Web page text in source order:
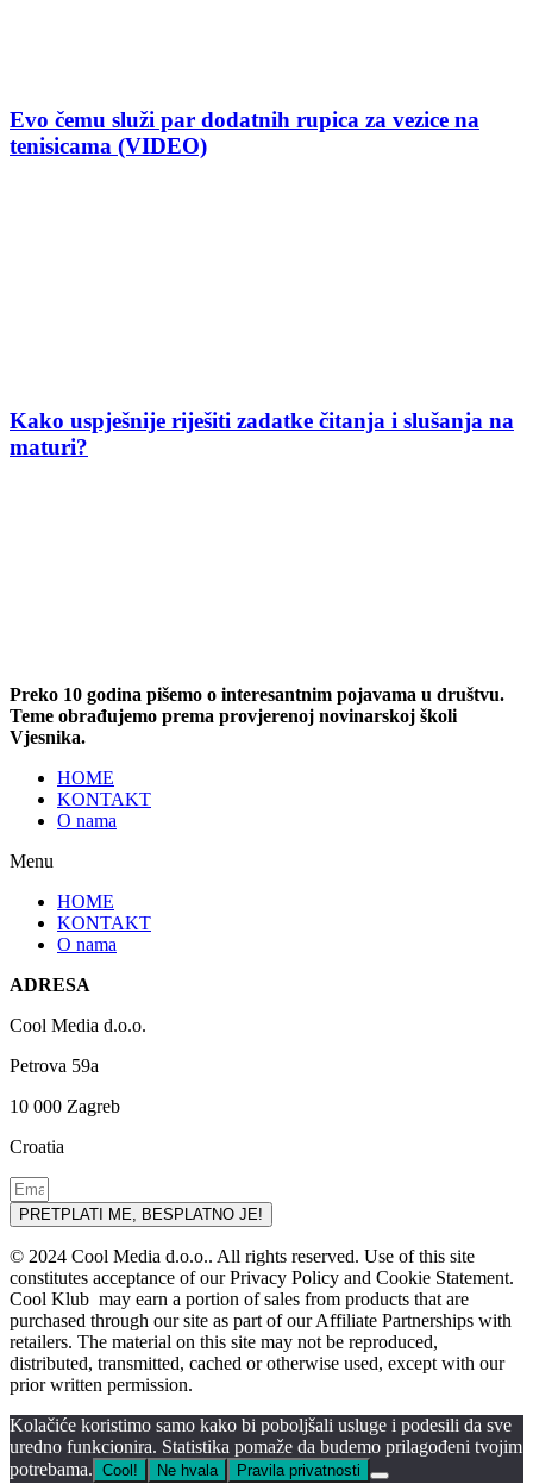
Evo čemu služi par dodatnih rupica za vezice na
tenisicama (VIDEO)
Kako uspješnije riješiti zadatke čitanja i slušanja na
maturi?
Preko 10 godina pišemo o interesantnim pojavama u društvu.
Teme obrađujemo prema provjerenoj novinarskoj školi
Vjesnika.
HOME
KONTAKT
O nama
Menu
HOME
KONTAKT
O nama
ADRESA
Cool Media d.o.o.
Petrova 59a
10 000 Zagreb
Croatia
PRETPLATI ME, BESPLATNO JE!
© 2024 Cool Media d.o.o.. All rights reserved. Use of this site
constitutes acceptance of our Privacy Policy and Cookie Statement.
Cool Klub may earn a portion of sales from products that are
purchased through our site as part of our Affiliate Partnerships with
retailers. The material on this site may not be reproduced,
distributed, transmitted, cached or otherwise used, except with our
prior written permission.
Kolačiće koristimo samo kako bi poboljšali usluge i podesili da sve
uredno funkcionira. Statistika pomaže da budemo prilagođeni tvojim
potrebama. Cool! Ne hvala Pravila privatnosti